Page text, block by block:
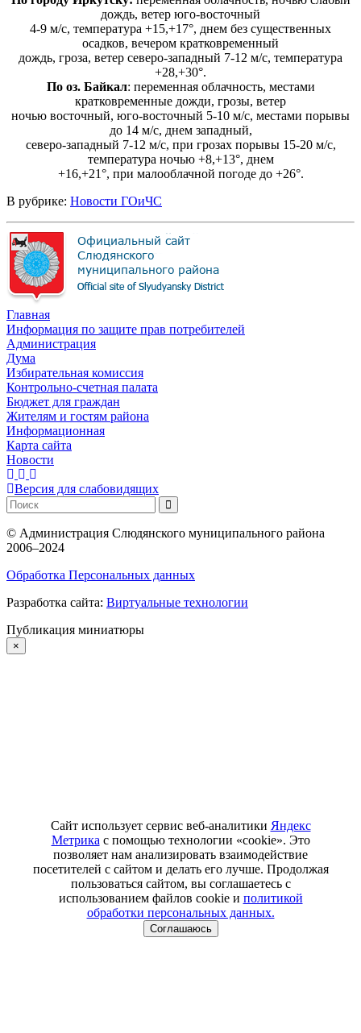
дождь, ветер юго-восточный
4-9 м/с, температура +15,+17°, днем без существенных
осадков, вечером кратковременный
дождь, гроза, ветер северо-западный 7-12 м/с, температура
+28,+30°.
По оз. Байкал: переменная облачность, местами
кратковременные дожди, грозы, ветер
ночью восточный, юго-восточный 5-10 м/с, местами порывы
до 14 м/с, днем западный,
северо-западный 7-12 м/с, при грозах порывы 15-20 м/с,
температура ночью +8,+13°, днем
+16,+21°, при малооблачной погоде до +26°.
В рубрике: Новости ГОиЧС
Главная
Информация по защите прав потребителей
Администрация
Дума
Избирательная комиссия
Контрольно-счетная палата
Бюджет для граждан
Жителям и гостям района
Информационная
Карта сайта
Новости
Версия для слабовидящих
© Администрация Слюдянского муниципального района
2006–2024
Обработка Персональных данных
Разработка сайта: Виртуальные технологии
Публикация миниатюры
×
Сайт использует сервис веб-аналитики Яндекс
Метрика с помощью технологии «cookie». Это
позволяет нам анализировать взаимодействие
посетителей с сайтом и делать его лучше. Продолжая
пользоваться сайтом, вы соглашаетесь с
использованием файлов cookie и политикой
обработки персональных данных.
Соглашаюсь